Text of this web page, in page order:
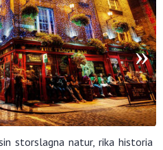
storslagna natur, rika historia